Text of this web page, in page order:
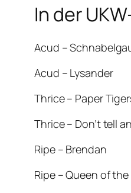
In der
Acud –
Acud – Lysander
Thrice – Paper
Thrice – Don’t tell
Ripe – Brendan
Ripe – Queen of